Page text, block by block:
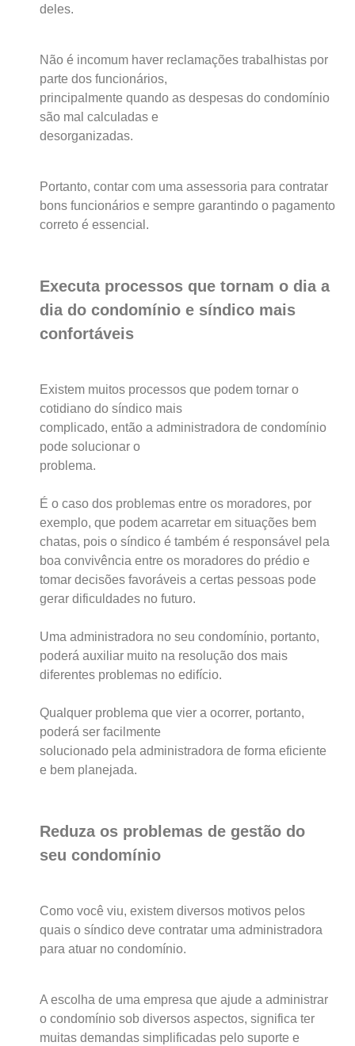
deles.
Não é incomum haver reclamações trabalhistas por
parte dos funcionários,
principalmente quando as despesas do condomínio
são mal calculadas e
desorganizadas.
Portanto, contar com uma assessoria para contratar
bons funcionários e sempre garantindo o pagamento
correto é essencial.
Executa processos que tornam o dia a
dia do condomínio e síndico mais
confortáveis
Existem muitos processos que podem tornar o
cotidiano do síndico mais
complicado, então a administradora de condomínio
pode solucionar o
problema.
É o caso dos problemas entre os moradores, por
exemplo, que podem acarretar em situações bem
chatas, pois o síndico é também é responsável pela
boa convivência entre os moradores do prédio e
tomar decisões favoráveis a certas pessoas pode
gerar dificuldades no futuro.
Uma administradora no seu condomínio, portanto,
poderá auxiliar muito na resolução dos mais
diferentes problemas no edifício.
Qualquer problema que vier a ocorrer, portanto,
poderá ser facilmente
solucionado pela administradora de forma eficiente
e bem planejada.
Reduza os problemas de gestão do
seu condomínio
Como você viu, existem diversos motivos pelos
quais o síndico deve contratar uma administradora
para atuar no condomínio.
A escolha de uma empresa que ajude a administrar
o condomínio sob diversos aspectos, significa ter
muitas demandas simplificadas pelo suporte e